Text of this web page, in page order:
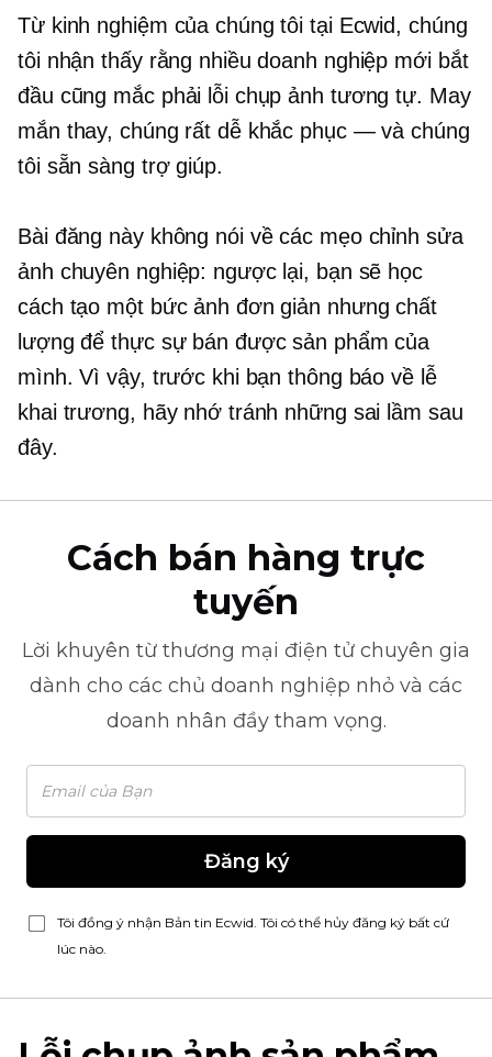
Từ kinh nghiệm của chúng tôi tại Ecwid, chúng
tôi nhận thấy rằng nhiều doanh nghiệp mới bắt
đầu cũng mắc phải lỗi chụp ảnh tương tự. May
mắn thay, chúng rất dễ khắc phục — và chúng
tôi sẵn sàng trợ giúp.
Bài đăng này không nói về các mẹo chỉnh sửa
ảnh chuyên nghiệp: ngược lại, bạn sẽ học
cách tạo một bức ảnh đơn giản nhưng chất
lượng để thực sự bán được sản phẩm của
mình. Vì vậy, trước khi bạn thông báo về lễ
khai trương, hãy nhớ tránh những sai lầm sau
đây.
Cách bán hàng trực
tuyến
Lời khuyên từ thương mại điện tử chuyên gia
dành cho các chủ doanh nghiệp nhỏ và các
doanh nhân đầy tham vọng.
Đăng ký
Tôi đồng ý nhận Bản tin Ecwid. Tôi có thể hủy đăng ký bất cứ
lúc nào.